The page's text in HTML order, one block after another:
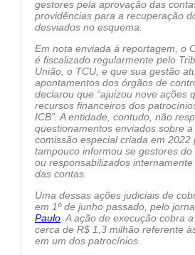
gestores pela aprovação das
providências para a recuperação
desviados no esquema.
Em nota enviada à reportagem, o
é fiscalizado regularmente pelo
União, o TCU, e que sua gestão
apontamentos dos órgãos de
declarou que “ajuizou nove ações
recursos financeiros dos
ICB”. A entidade, contudo, não
questionamentos enviados sobre
comissão especial criada em 2022
tampouco informou se gestores
ou responsabilizados
das contas.
Uma dessas ações judiciais de
em 1º de junho passado, pelo
Paulo . A ação de execução cobra
cerca de R$ 1,3 milhão referente
em um dos patrocínios.